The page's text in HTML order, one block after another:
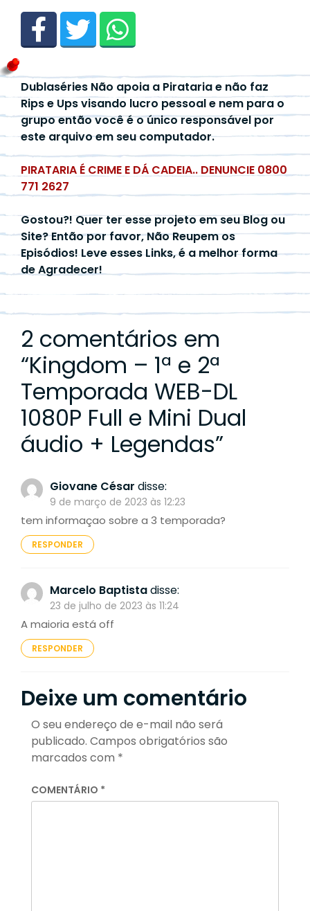
Dublaséries Não apoia a Pirataria e não faz
Rips e Ups visando lucro pessoal e nem para o
grupo então você é o único responsável por
este arquivo em seu computador.
PIRATARIA É CRIME E DÁ CADEIA.. DENUNCIE 0800
771 2627
Gostou?! Quer ter esse projeto em seu Blog ou
Site? Então por favor, Não Reupem os
Episódios! Leve esses Links, é a melhor forma
de Agradecer!
2 comentários em
“Kingdom – 1ª e 2ª
Temporada WEB-DL
1080P Full e Mini Dual
áudio + Legendas”
Giovane César disse:
9 de março de 2023 às 12:23
tem informaçao sobre a 3 temporada?
RESPONDER
Marcelo Baptistadisse:
23 de julho de 2023 às 11:24
A maioria está off
RESPONDER
Deixe um comentário
O seu endereço de e-mail não será
publicado. Campos obrigatórios são
marcados com *
COMENTÁRIO *